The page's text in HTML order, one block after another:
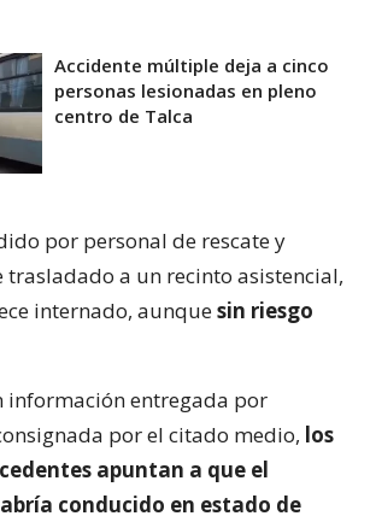
Accidente múltiple deja a cinco
personas lesionadas en pleno
centro de Talca
por personal de rescate y
a un recinto asistencial,
internado, aunquesin riesgo
información entregada por
por el citado medio, los
apuntan a que el
conducido en estado de